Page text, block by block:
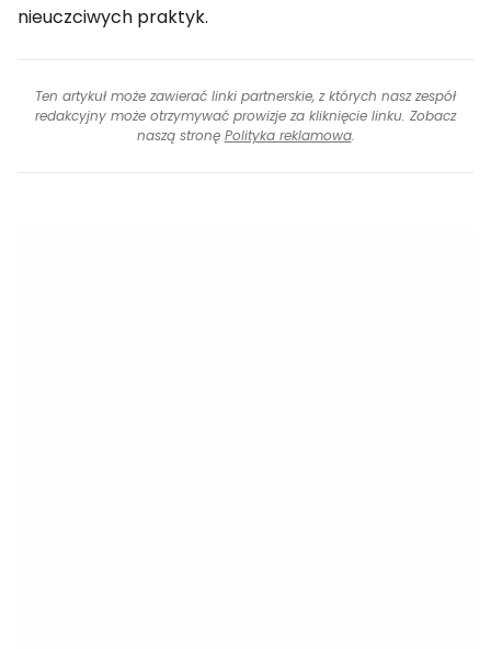
nieuczciwych praktyk.
Ten artykuł może zawierać linki partnerskie, z których nasz zespół
redakcyjny może otrzymywać prowizje za kliknięcie linku. Zobacz
naszą stronę Polityka reklamowa.